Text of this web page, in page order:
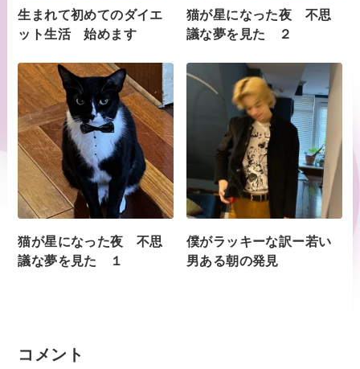
生まれて初めてのダイエ
ット生活 始めます
猫が星になった夜 不思
議な夢を見た ２
猫が星になった夜 不思
議な夢を見た １
僕がラッキーな訳ー若い
男ある朝の発見
コメント